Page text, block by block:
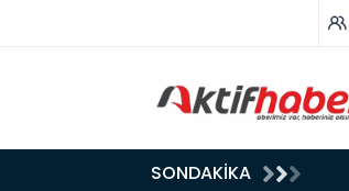
SONDAKİKA